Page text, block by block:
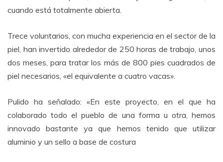
cuando está totalmente abierta.
Trece voluntarios, con mucha experiencia en el sector de la
piel, han invertido alrededor de 250 horas de trabajo, unos
dos meses, para tratar los más de 800 pies cuadrados de
piel necesarios, «el equivalente a cuatro vacas».
Pulido ha señalado: «En este proyecto, en el que ha
colaborado todo el pueblo de una forma u otra, hemos
innovado bastante ya que hemos tenido que utilizar
aluminio y un sello a base de costura